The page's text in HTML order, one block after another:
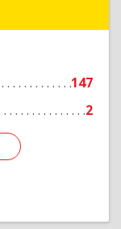
147
2
Подробнее